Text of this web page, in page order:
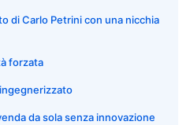
di Carlo Petrini con una nicchia
forzata
da sola senza innovazione